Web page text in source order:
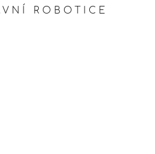
ROBOTICE